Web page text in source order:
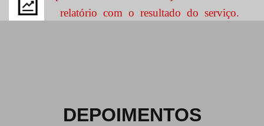
relatório com o resultado do serviço.
DEPOIMENTOS